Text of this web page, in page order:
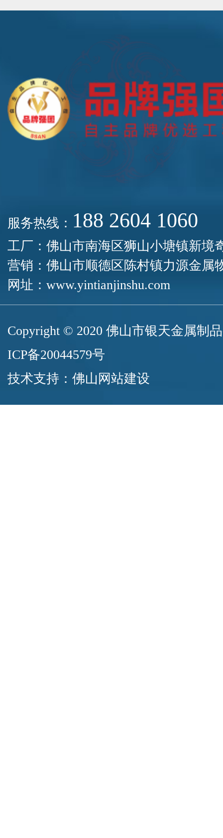
服务热线： 188 2604 1060
工厂：佛山市南海区狮山小塘镇新境
营销：佛山市顺德区陈村镇力源金属
网址： www.yintianjinshu.com
Copyright © 2020 佛山市银天金属制
ICP备20044579号
技术支持： 佛山网站建设